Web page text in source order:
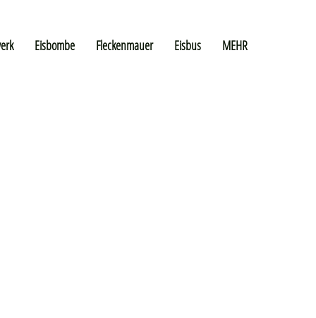
Eisbombe Fleckenmauer Eisbus MEHR